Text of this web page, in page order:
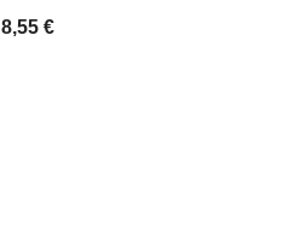
8,55 €